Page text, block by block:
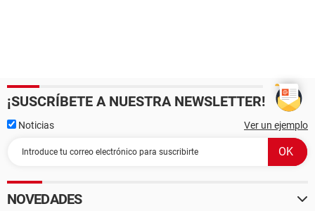
¡SUSCRÍBETE A NUESTRA NEWSLETTER!
Noticias Ver un ejemplo
NOVEDADES